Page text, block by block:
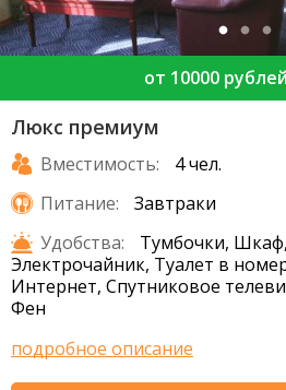
от 10000
Люкс премиум
Вместимость:
4 чел.
Питание:
Завтраки
Удобства:
Тумбочки,
Электрочайник, Туалет в
Интернет, Спутниковое
Фен
подробное описание